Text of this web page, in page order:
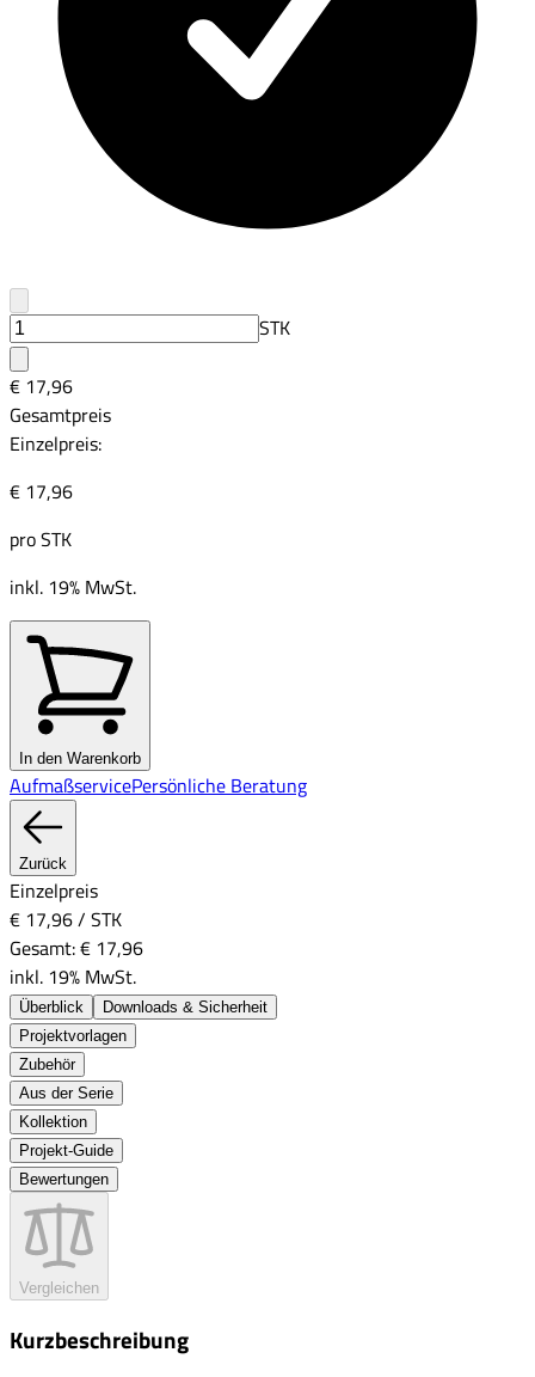
STK
€ 17,96
Gesamtpreis
Einzelpreis:
€ 17,96
proSTK
inkl. 19% MwSt.
In den Warenkorb
AufmaßservicePersönliche Beratung
Zurück
Einzelpreis
€ 17,96/ STK
Gesamt:€ 17,96
inkl. 19% MwSt.
Überblick
Downloads & Sicherheit
Projektvorlagen
Zubehör
Aus der Serie
Kollektion
Projekt-Guide
Bewertungen
Vergleichen
Kurzbeschreibung